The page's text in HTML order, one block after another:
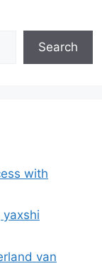
Search
with
van